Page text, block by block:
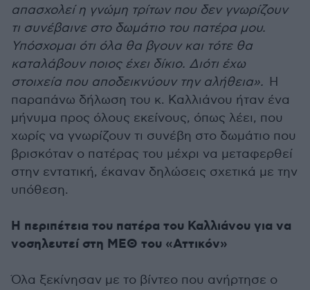
απασχολεί η γνώμη τρίτων που δεν γνωρίζουν
τι συνέβαινε στο δωμάτιο του πατέρα μου.
Υπόσχομαι ότι όλα θα βγουν και τότε θα
καταλάβουν ποιος έχει δίκιο. Διότι έχω
στοιχεία που αποδεικνύουν την αλήθεια». Η
παραπάνω δήλωση του κ. Καλλιάνου ήταν ένα
μήνυμα προς όλους εκείνους, όπως λέει, που
χωρίς να γνωρίζουν τι συνέβη στο δωμάτιο που
βρισκόταν ο πατέρας του μέχρι να μεταφερθεί
στην εντατική, έκαναν δηλώσεις σχετικά με την
υπόθεση.
Η περιπέτεια του πατέρα του Καλλιάνου για να
νοσηλευτεί στη ΜΕΘ του «Αττικόν»
Όλα ξεκίνησαν με το βίντεο που ανήρτησε ο